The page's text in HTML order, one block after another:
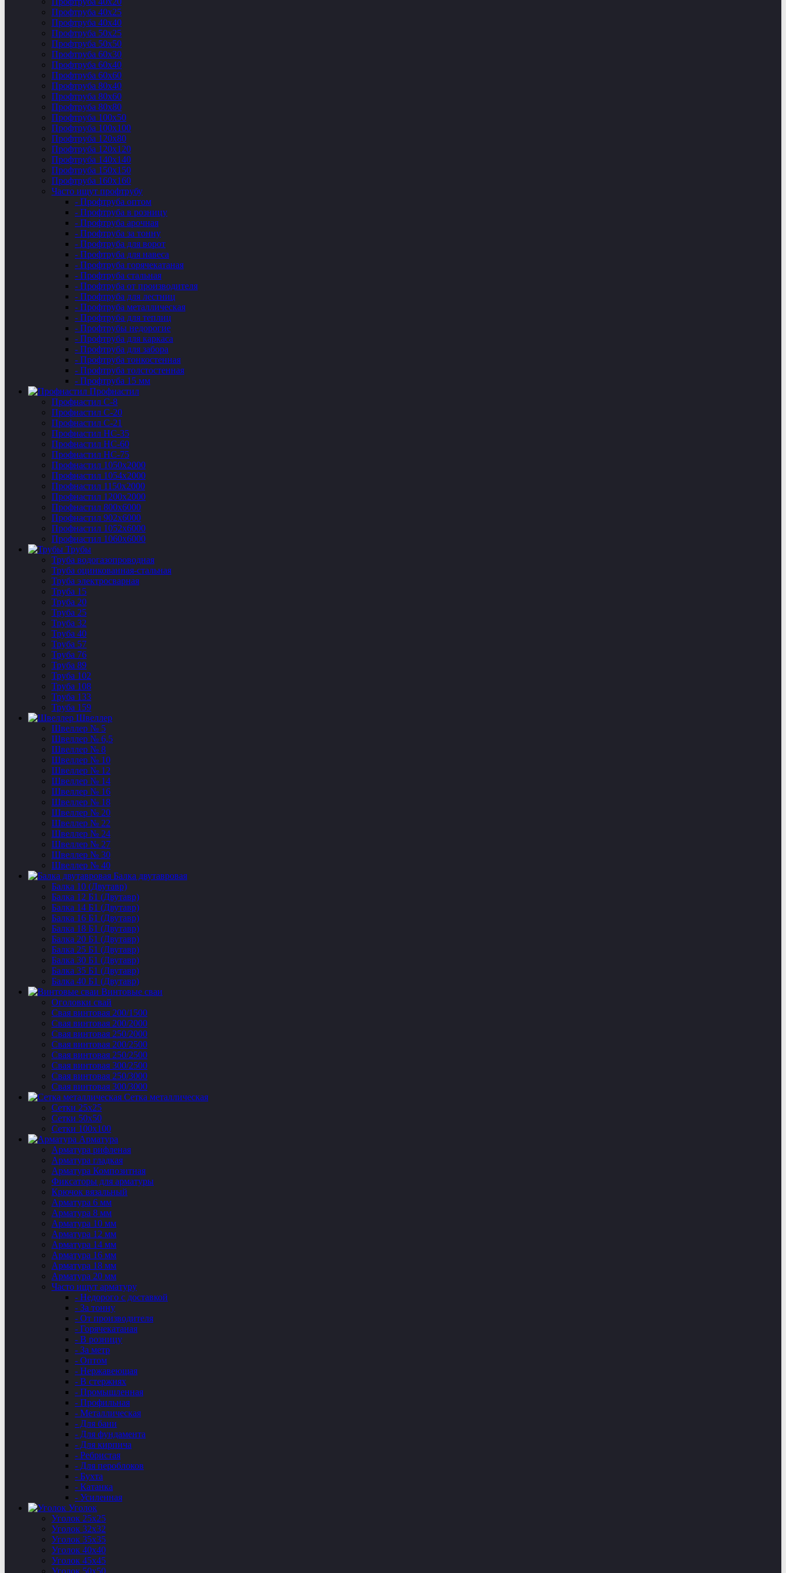
Профтруба 40х25
Профтруба 40х40
Профтруба 50х25
Профтруба 50х50
Профтруба 60х30
Профтруба 60х40
Профтруба 60х60
Профтруба 80х40
Профтруба 80х60
Профтруба 80х80
Профтруба 100х50
Профтруба 100х100
Профтруба 120х80
Профтруба 120х120
Профтруба 140х140
Профтруба 150х150
Профтруба 160х160
Часто ищут профтрубу
- Профтруба оптом
- Профтруба в розницу
- Профтруба арочная
- Профтруба за тонну
- Профтруба для ворот
- Профтруба для навеса
- Профтруба горячекатаная
- Профтруба стальная
- Профтруба от производителя
- Профтруба для лестниц
- Профтруба металлическая
- Профтруба для теплиц
- Профтрубы недорогие
- Профтруба для каркаса
- Профтруба для забора
- Профтруба тонкостенная
- Профтруба толстостенная
- Профтруба 15 мм
Профнастил
Профнастил C-8
Профнастил С-20
Профнастил C-21
Профнастил НС-35
Профнастил НС-60
Профнастил НС-75
Профнастил 1050х2000
Профнастил 1054х2000
Профнастил 1150х2000
Профнастил 1200х2000
Профнастил 800х6000
Профнастил 902х6000
Профнастил 1052х6000
Профнастил 1060х6000
Трубы
Труба водогазопроводная
Труба оцинкованная-стальная
Труба электросварная
Труба 15
Труба 20
Труба 25
Труба 32
Труба 40
Труба 57
Труба 76
Труба 89
Труба 102
Труба 108
Труба 133
Труба 159
Швеллер
Швеллер № 5
Швеллер № 6,5
Швеллер № 8
Швеллер № 10
Швеллер № 12
Швеллер № 14
Швеллер № 16
Швеллер № 18
Швеллер № 20
Швеллер № 22
Швеллер № 24
Швеллер № 27
Швеллер № 30
Швеллер № 40
Балка двутавровая
Балка 10 (Двутавр)
Балка 12 Б1 (Двутавр)
Балка 14 Б1 (Двутавр)
Балка 16 Б1 (Двутавр)
Балка 18 Б1 (Двутавр)
Балка 20 Б1 (Двутавр)
Балка 25 Б1 (Двутавр)
Балка 30 Б1 (Двутавр)
Балка 35 Б1 (Двутавр)
Балка 40 Б1 (Двутавр)
Винтовые сваи
Оголовки свай
Свая винтовая 200/1500
Свая винтовая 200/2000
Свая винтовая 250/2000
Свая винтовая 200/2500
Свая винтовая 250/2500
Свая винтовая 300/2500
Свая винтовая 250/3000
Свая винтовая 300/3000
Сетка металлическая
Сетки 25х25
Сетки 50х50
Сетки 100х100
Арматура
Арматура рифленая
Арматура гладкая
Арматура Композитная
Фиксаторы для арматуры
Крючок вязальный
Арматура 6 мм
Арматура 8 мм
Арматура 10 мм
Арматура 12 мм
Арматура 14 мм
Арматура 16 мм
Арматура 18 мм
Арматура 20 мм
Часто ищут арматуру
- Недорого с доставкой
- За тонну
- От производителя
- Горячекатаная
- В розницу
- За метр
- Оптом
- Нержавеющая
- В стержнях
- Промышленная
- Профильная
- Металлическая
- Для бани
- Для фундамента
- Для кирпича
- Ребристая
- Для пероблоков
- Бухта
- Катанка
- Усиленная
Уголок
Уголок 25х25
Уголок 32х32
Уголок 35х35
Уголок 40х40
Уголок 45х45
Уголок 50х50